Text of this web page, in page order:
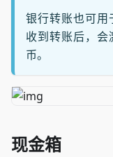
银行转账也可用
收到转账后，会
币。
现金箱